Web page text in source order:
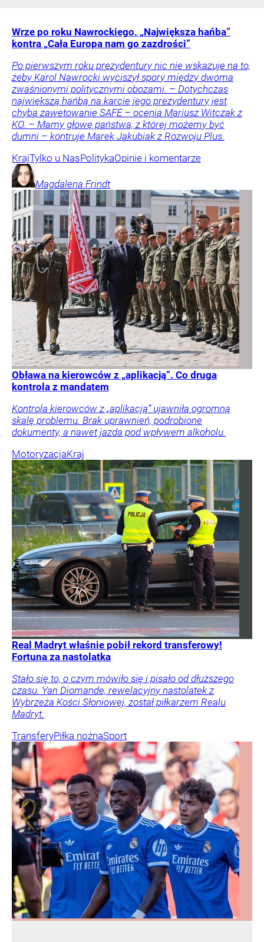
Wrze po roku Nawrockiego. „Największa hańba”
kontra „Cała Europa nam go zazdrości”
Po pierwszym roku prezydentury nic nie wskazuje na to,
żeby Karol Nawrocki wyciszył spory między dwoma
zwaśnionymi politycznymi obozami. – Dotychczas
największą hańbą na karcie jego prezydentury jest
chyba zawetowanie SAFE – ocenia Mariusz Witczak z
KO. – Mamy głowę państwa, z której możemy być
dumni – kontruje Marek Jakubiak z Rozwoju Plus.
KrajTylko u NasPolitykaOpinie i komentarze
Magdalena Frindt
Obława na kierowców z „aplikacją”. Co druga
kontrola z mandatem
Kontrola kierowców z „aplikacją” ujawniła ogromną
skalę problemu. Brak uprawnień, podrobione
dokumenty, a nawet jazda pod wpływem alkoholu.
MotoryzacjaKraj
Real Madryt właśnie pobił rekord transferowy!
Fortuna za nastolatka
Stało się to, o czym mówiło się i pisało od dłuższego
czasu. Yan Diomande, rewelacyjny nastolatek z
Wybrzeża Kości Słoniowej, został piłkarzem Realu
Madryt.
TransferyPiłka nożnaSport